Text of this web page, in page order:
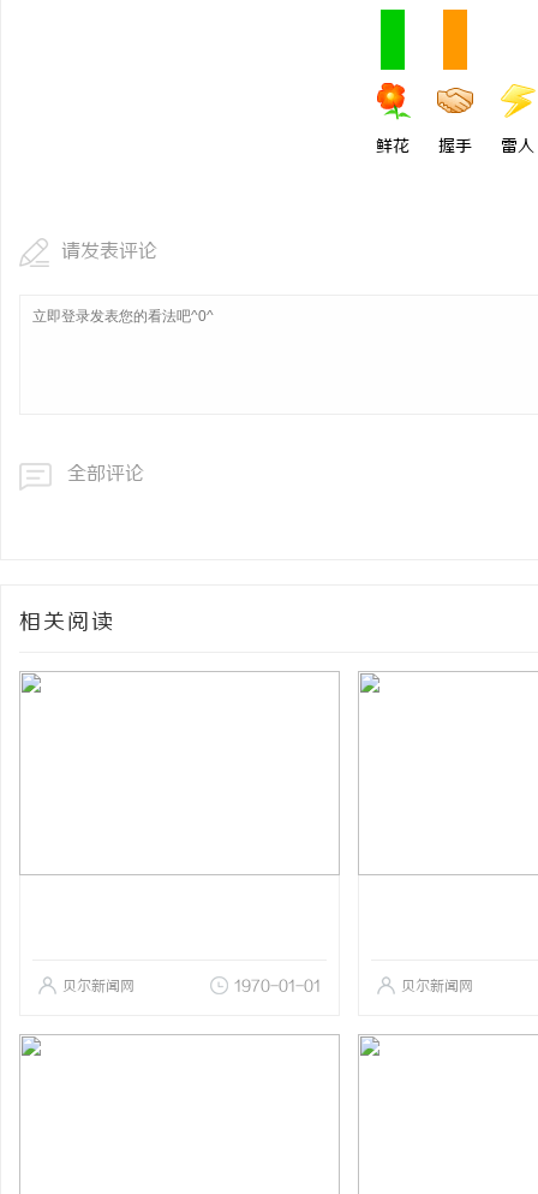
鲜花 握手 雷人
请发表评论
全部评论
相关阅读
贝尔新闻网 1970-01-01 贝尔新闻网